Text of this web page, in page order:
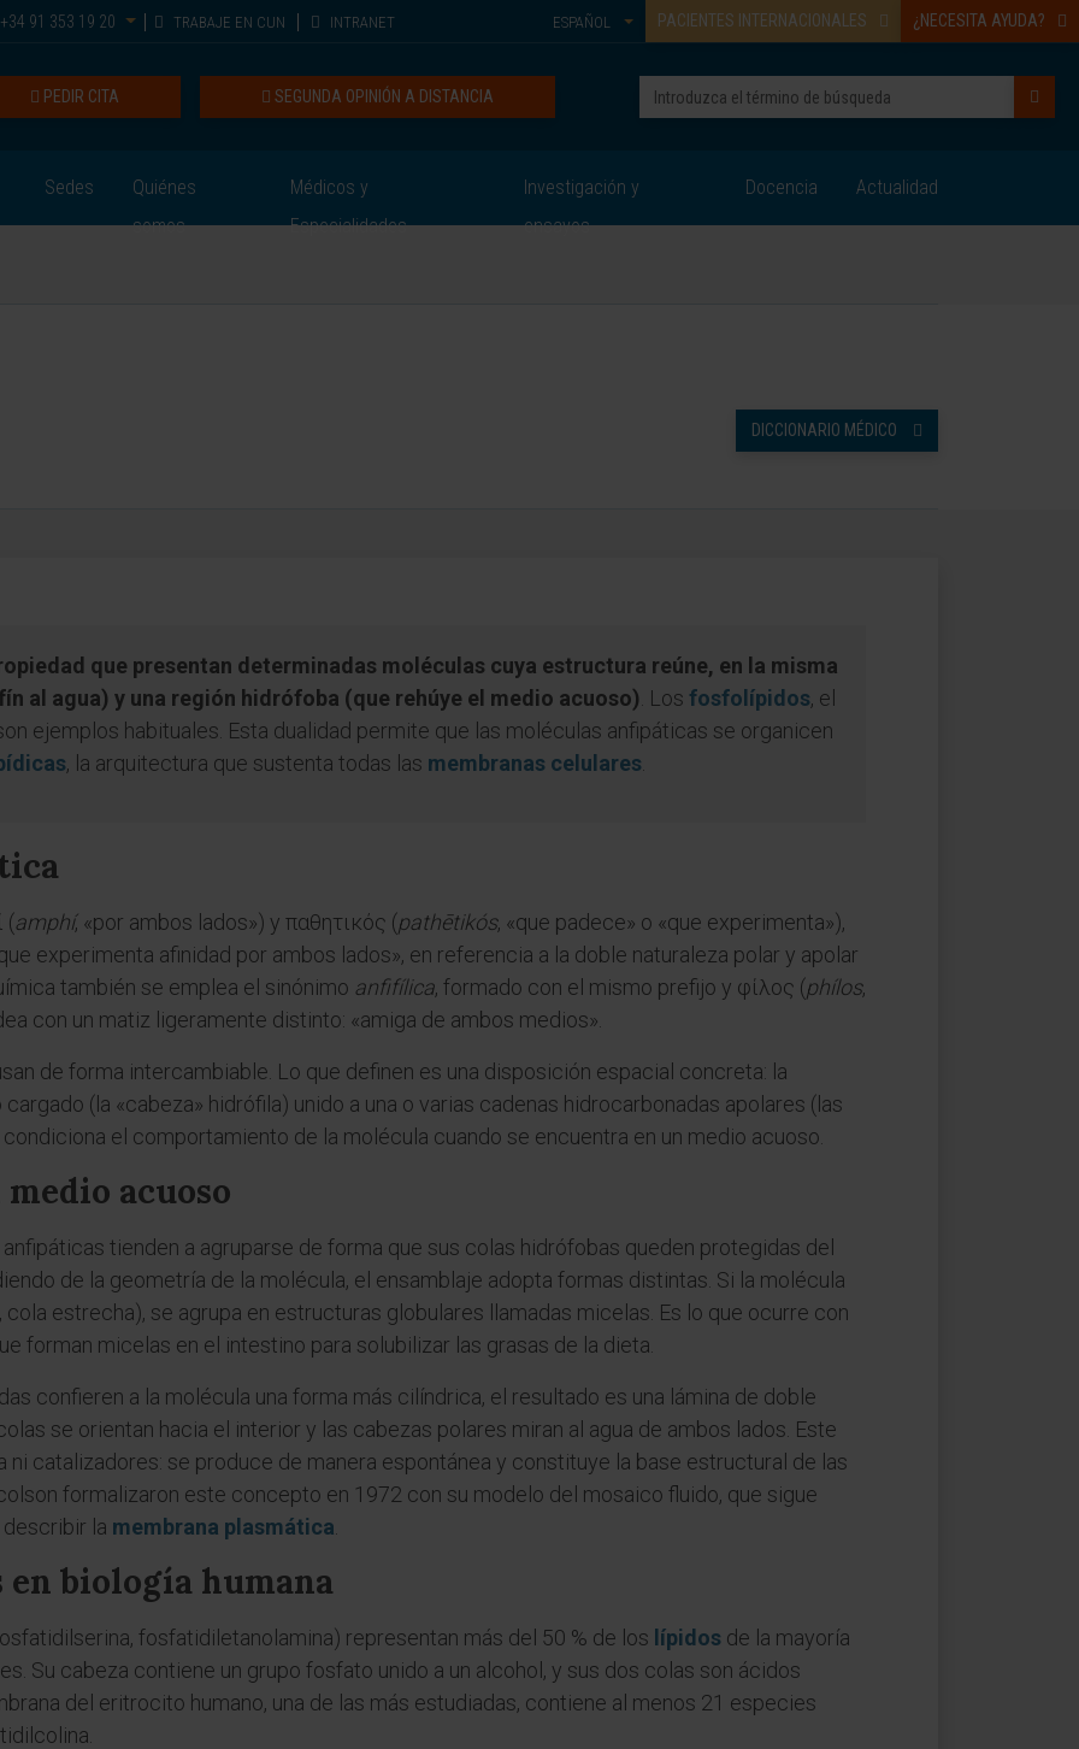
+34 91 353 19 20 TRABAJE EN CUN INTRANET PACIENTES INTERNACIONALES ¿NECESITA AYUDA?
ESPAÑOL
SEGUNDA OPINIÓN A DISTANCIA
PEDIR CITA
Sedes
Quiénes
somos
Médicos y
Especialidades
Investigación y
ensayos
Docencia Actualidad
DICCIONARIO MÉDICO
que presentan determinadas moléculas cuya estructura reúne, en la misma
al agua) y una región hidrófoba (que rehúye el medio acuoso) . Los fosfolípidos, el
ejemplos habituales. Esta dualidad permite que las moléculas anfipáticas se organicen
, la arquitectura que sustenta todas las membranas celulares
(amphí, «por ambos lados») y παθητικός (pathētikós, «que padece» o «que experimenta»),
experimenta afinidad por ambos lados», en referencia a la doble naturaleza polar y apolar
también se emplea el sinónimo anfifílica, formado con el mismo prefijo y φίλος (phílos,
con un matiz ligeramente distinto: «amiga de ambos medios».
de forma intercambiable. Lo que definen es una disposición espacial concreta: la
(la «cabeza» hidrófila) unido a una o varias cadenas hidrocarbonadas apolares (las
el comportamiento de la molécula cuando se encuentra en un medio acuoso.
acuoso
tienden a agruparse de forma que sus colas hidrófobas queden protegidas del
de la geometría de la molécula, el ensamblaje adopta formas distintas. Si la molécula
estrecha), se agrupa en estructuras globulares llamadas micelas. Es lo que ocurre con
forman micelas en el intestino para solubilizar las grasas de la dieta.
confieren a la molécula una forma más cilíndrica, el resultado es una lámina de doble
se orientan hacia el interior y las cabezas polares miran al agua de ambos lados. Este
ni catalizadores: se produce de manera espontánea y constituye la base estructural de las
formalizaron este concepto en 1972 con su modelo del mosaico fluido, que sigue
la membrana plasmática
biología humana
fosfatidiletanolamina) representan más del 50 % de los lípidos de la mayoría
Su cabeza contiene un grupo fosfato unido a un alcohol, y sus dos colas son ácidos
del eritrocito humano, una de las más estudiadas, contiene al menos 21 especies